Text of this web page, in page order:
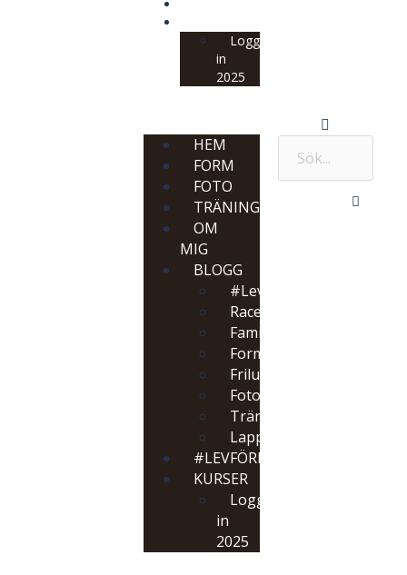
Logga
in
2025
HEM
FORM
FOTO
TRÄNING
OM
MIG
BLOGG
#LevförFan
Racereports
Familj
Form
Friluftsliv
Foto
Träning
Lappland
#LEVFÖRFAN
KURSER
Logga
in
2025